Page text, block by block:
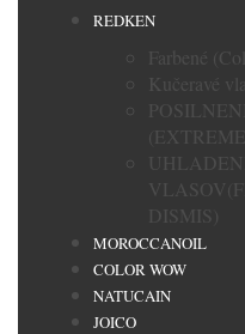
REDKEN
Farbené
Kučeravé
DISMIS)
MOROCCANOIL
COLOR WOW
NATUCAIN
JOICO